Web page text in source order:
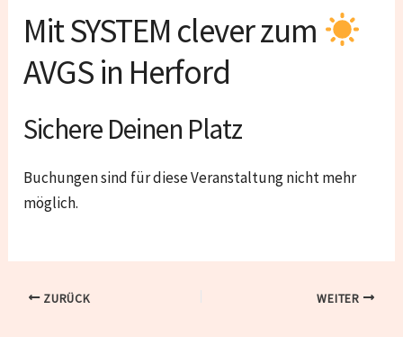
Mit SYSTEM clever zum
AVGS in Herford
Sichere Deinen Platz
Buchungen sind für diese Veranstaltung nicht mehr
möglich.
ZURÜCK WEITER